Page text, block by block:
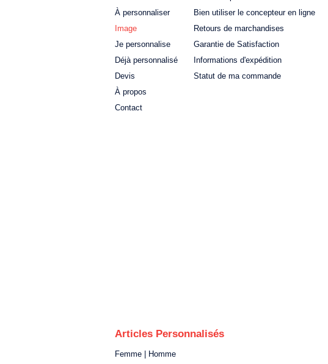
À personnaliser
Image
Je personnalise
Déjà personnalisé
Devis
À propos
Contact
Bien utiliser le concepteur en ligne
Retours de marchandises
Garantie de Satisfaction
Informations d'expédition
Statut de ma commande
Articles Personnalisés
Femme | Homme